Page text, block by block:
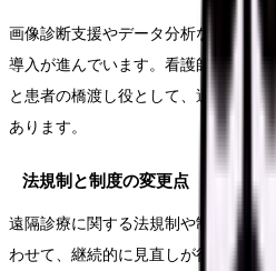
画像診断支援やデータ分析など、AI
導入が進んでいます。看護師は、こ
と患者の橋渡し役として、適切な情
あります。
法規制と制度の変更点
遠隔診療に関する法規制や制度は、
わせて、継続的に見直しが行われて